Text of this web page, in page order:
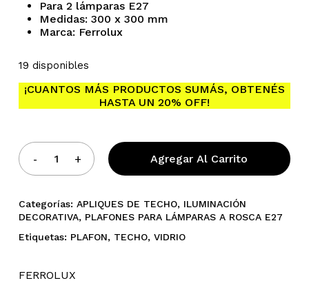
No hay productos en el
Para 2 lámparas E27
Medidas: 300 x 300 mm
Marca: Ferrolux
19 disponibles
¡CUANTOS MÁS PRODUCTOS SUMÁS, OBTENÉS
HASTA UN 20% OFF!
Agregar Al Carrito
Categorías: APLIQUES DE TECHO, ILUMINACIÓN
DECORATIVA, PLAFONES PARA LÁMPARAS A ROSCA E27
Etiquetas: PLAFON, TECHO, VIDRIO
FERROLUX